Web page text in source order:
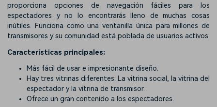
proporciona opciones de navegación fáciles para los
espectadores y no lo encontrarás lleno de muchas cosas
inútiles. Funciona como una ventanilla única para millones de
transmisores y su comunidad está poblada de usuarios activos.
Características principales:
Más fácil de usar e impresionante diseño.
Hay tres vitrinas diferentes: La vitrina social, la vitrina del
espectador y la vitrina de transmisor.
Ofrece un gran contenido a los espectadores.